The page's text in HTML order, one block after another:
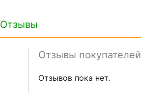
Отзывы
Отзывы покупателей
Отзывов пока нет.